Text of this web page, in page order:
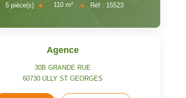
5pièce(s) 110m² Réf : 15523
Agence
30B GRANDE RUE
60730 ULLY ST GEORGES